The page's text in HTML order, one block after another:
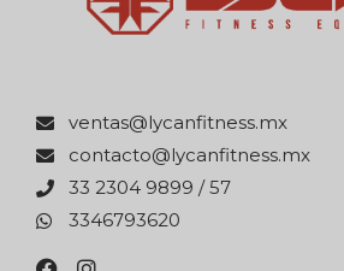
xm.ssentifnacyl@satnev
xm.ssentifnacyl@otcatnoc
75 / 9989 4032 33
0263976433